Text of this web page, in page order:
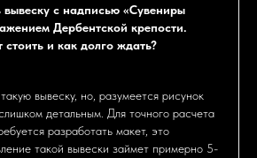
вывеску с надписью «Сувениры
Дербентской крепости.
стоить и как долго ждать?
вывеску, но, разумеется рисунок
детальным. Для точного расчета
разработать макет, это
такой вывески займет примерно 5-